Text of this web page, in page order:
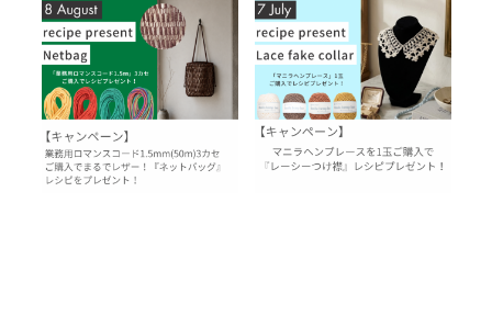
【8月レシピプレゼント】まる
でレザー！ロマンスコードで
つくる『ネットバッグ』
2026.07.31
topic
お知らせ
過去のレシピプレゼント
【7月レシピプレゼント】洗え
るマニラヘンプレースでつく
る『レーシーつけ襟』
2026.06.29
topic
イベント
過去のレシピプレゼント